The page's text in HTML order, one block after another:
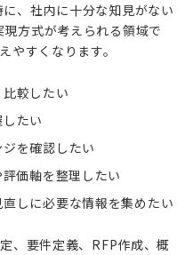
、社内に十分な知見がない
方式が考えられる領域で
やすくなります。
較したい
たい
を確認したい
価軸を整理したい
しに必要な情報を集めたい
、要件定義、RFP作成、概